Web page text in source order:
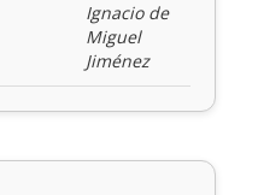
Ignacio de
Miguel
Jiménez